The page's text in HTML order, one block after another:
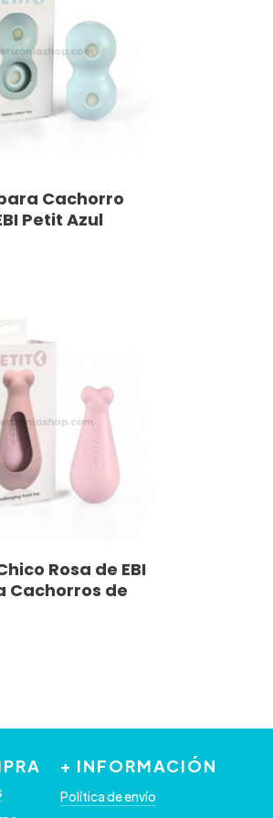
Al Carrito
Cachorro
Petit Azul
Al Carrito
Rosa de EBI
Cachorros de
+ INFORMACIÓN
Política de envío